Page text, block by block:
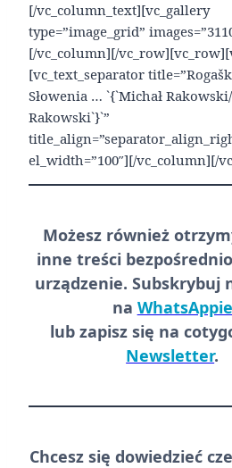
[/vc_column_text][vc_gallery
type=”image_grid”
[/vc_column][/
[vc_text_separator
Słowenia … `{`Michał
Rakowski`}`”
el_width=”100″][/vc_column][/
Możesz również
inne treści bezpośrednio
urządzenie. Subskrybuj
na WhatsAppie
lub zapisz się na
Newsletter.
Chcesz się dowiedzieć